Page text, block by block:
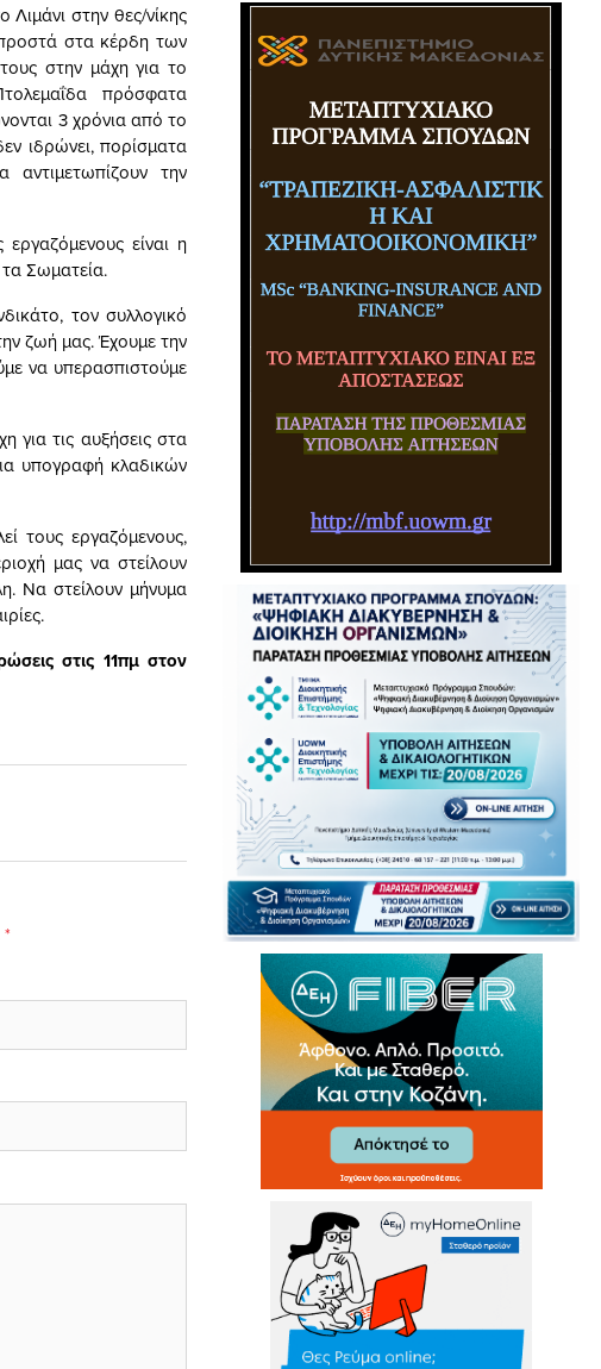
στην θες/νίκης
στα κέρδη των
στην μάχη για το
πρόσφατα
3 χρόνια από το
ιδρώνει, πορίσματα
αντιμετωπίζουν την
είναι η
Σωματεία.
τον συλλογικό
ζωή μας. Έχουμε την
να υπερασπιστούμε
για τις αυξήσεις στα
υπογραφή κλαδικών
τους εργαζόμενους,
μας να στείλουν
Να στείλουν μήνυμα
στις 11πμ στον
*